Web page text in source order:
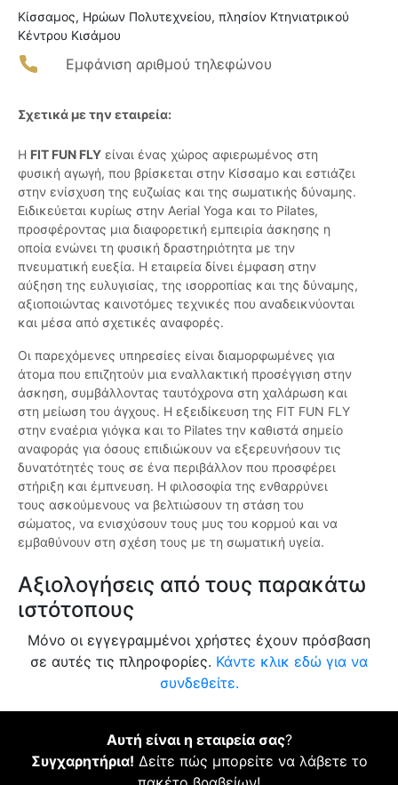
Κίσσαμος, Ηρώων Πολυτεχνείου, πλησίον Κτηνιατρικού
Κέντρου Κισάμου
Εμφάνιση αριθμού τηλεφώνου
Σχετικά με την εταιρεία:
Η FIT FUN FLY είναι ένας χώρος αφιερωμένος στη
φυσική αγωγή, που βρίσκεται στην Κίσσαμο και εστιάζει
στην ενίσχυση της ευζωίας και της σωματικής δύναμης.
Ειδικεύεται κυρίως στην Aerial Yoga και το Pilates,
προσφέροντας μια διαφορετική εμπειρία άσκησης η
οποία ενώνει τη φυσική δραστηριότητα με την
πνευματική ευεξία. Η εταιρεία δίνει έμφαση στην
αύξηση της ευλυγισίας, της ισορροπίας και της δύναμης,
αξιοποιώντας καινοτόμες τεχνικές που αναδεικνύονται
και μέσα από σχετικές αναφορές.
Οι παρεχόμενες υπηρεσίες είναι διαμορφωμένες για
άτομα που επιζητούν μια εναλλακτική προσέγγιση στην
άσκηση, συμβάλλοντας ταυτόχρονα στη χαλάρωση και
στη μείωση του άγχους. Η εξειδίκευση της FIT FUN FLY
στην εναέρια γιόγκα και το Pilates την καθιστά σημείο
αναφοράς για όσους επιδιώκουν να εξερευνήσουν τις
δυνατότητές τους σε ένα περιβάλλον που προσφέρει
στήριξη και έμπνευση. Η φιλοσοφία της ενθαρρύνει
τους ασκούμενους να βελτιώσουν τη στάση του
σώματος, να ενισχύσουν τους μυς του κορμού και να
εμβαθύνουν στη σχέση τους με τη σωματική υγεία.
Αξιολογήσεις από τους παρακάτω
ιστότοπους
Μόνο οι εγγεγραμμένοι χρήστες έχουν πρόσβαση
σε αυτές τις πληροφορίες. Κάντε κλικ εδώ για να
συνδεθείτε.
Αυτή είναι η εταιρεία σας?
Συγχαρητήρια! Δείτε πώς μπορείτε να λάβετε το